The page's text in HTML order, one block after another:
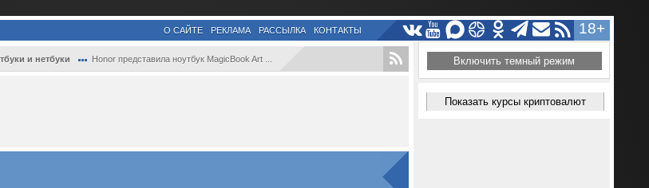
18+
О САЙТЕ РЕКЛАМА РАССЫЛКА КОНТАКТЫ
и нетбуки Honor представила ноутбук MagicBook Art ... Включить темный режим
Показать курсы криптовалют